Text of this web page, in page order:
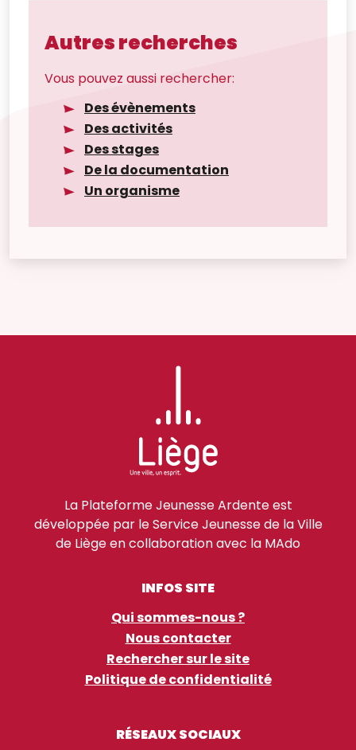
Autres recherches
Vous pouvez aussi rechercher:
Des évènements
Des activités
Des stages
De la documentation
Un organisme
La Plateforme Jeunesse Ardente est
développée par le Service Jeunesse de la Ville
de Liège en collaboration avec la MAdo
INFOS SITE
Qui sommes-nous ?
Nous contacter
Rechercher sur le site
Politique de confidentialité
RÉSEAUX SOCIAUX